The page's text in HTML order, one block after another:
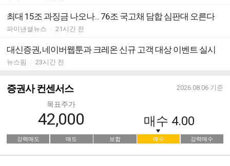
최대 15조 과징금 나오나... 76조 국고채 담합 심판대 오른다
파이낸셜뉴스 21시간 전
대신증권, 네이버웹툰과 크레온 신규 고객 대상 이벤트 실시
뉴스핌 23시간 전
증권사 컨센서스 2026.08.06 기준
목표주가
42,000 매수 4.00
강력매도 매도 보합 매수 강력매수